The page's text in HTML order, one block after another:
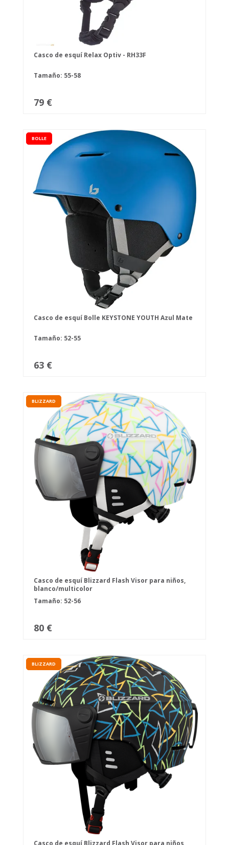
Casco de esquí Relax Optiv - RH33F
Tamaño: 55-58
79 €
BOLLE
Casco de esquí Bolle KEYSTONE YOUTH Azul Mate
Tamaño: 52-55
63 €
BLIZZARD
Casco de esquí Blizzard Flash Visor para niños,
blanco/multicolor
Tamaño: 52-56
80 €
BLIZZARD
Casco de esquí Blizzard Flash Visor para niños,